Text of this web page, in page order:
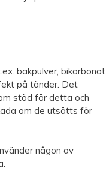
bakpulver, bikarbonat
på tänder. Det
stöd för detta och
om de utsätts för
någon av